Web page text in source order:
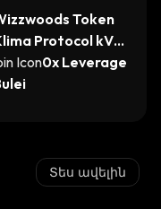
Token
Protocol kVC
0x Leverage
Տես ավելին